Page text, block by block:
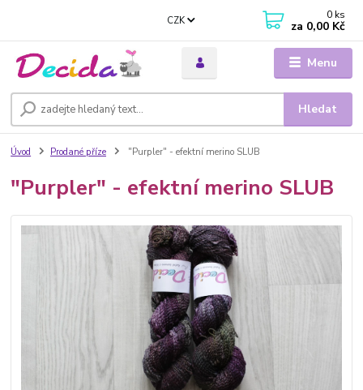
Menu
CZK
Hledat
0 ks
za 0,00 Kč
Úvod Prodané příze "Purpler" - efektní merino SLUB
"Purpler" - efektní merino SLUB